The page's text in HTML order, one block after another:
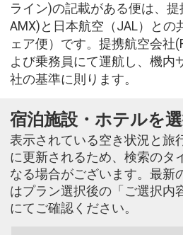
ライン)の記載がある便は、提
AMX)と日本航空（JAL）との
ェア便）です。提携航空会社
よび乗務員にて運航し、機内
社の基準に則ります。
宿泊施設・ホテルを
表示されている空き状況と旅
に更新されるため、検索のタ
なる場合がございます。最新
はプラン選択後の「ご選択内
にてご確認ください。